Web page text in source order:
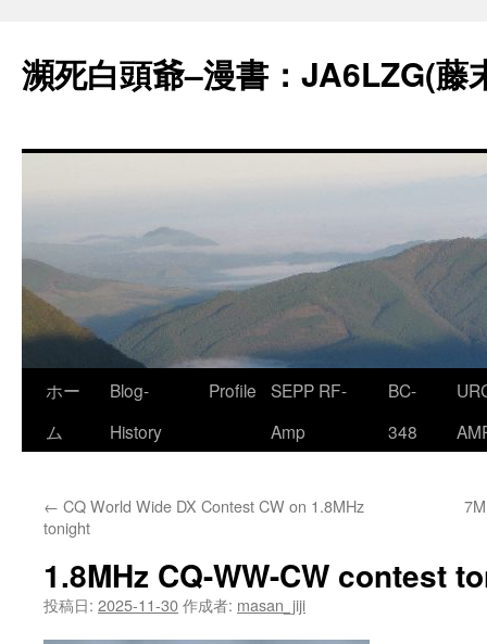
テ
ン
ス
瀕死白頭爺–漫書：JA6LZG(藤
ホー
ム
Blog-
History
Profile
SEPP RF-
Amp
BC-
348
← CQ World Wide DX Contest CW on 1.8MHz
tonight
1.8MHz CQ-WW-CW contest
投稿日: 2025-11-30作成者: masan_jiji